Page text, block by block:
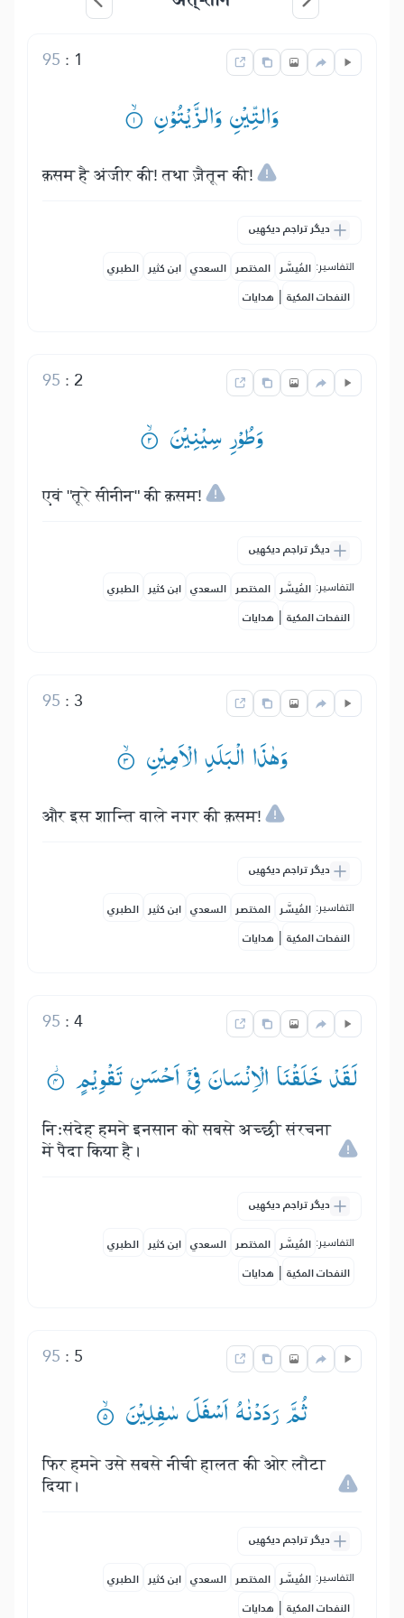
1
:
95
وَالتِّیْنِ وَالزَّیْتُوْنِ ۟ۙ
क़सम है अंजीर की! तथा ज़ैतून की!
دیگر تراجم دیکھیں
التفاسير: المُيسَّر المختصر السعدي ابن كثير الطبري
النفحات المكية | هدايات
2
:
95
وَطُوْرِ سِیْنِیْنَ ۟ۙ
एवं "तूरे सीनीन" की क़सम!
دیگر تراجم دیکھیں
التفاسير: المُيسَّر المختصر السعدي ابن كثير الطبري
النفحات المكية | هدايات
3
:
95
وَهٰذَا الْبَلَدِ الْاَمِیْنِ ۟ۙ
और इस शान्ति वाले नगर की क़सम!
دیگر تراجم دیکھیں
التفاسير: المُيسَّر المختصر السعدي ابن كثير الطبري
النفحات المكية | هدايات
4
:
95
لَقَدْ خَلَقْنَا الْاِنْسَانَ فِیْۤ اَحْسَنِ تَقْوِیْمٍ ۟ؗ
निःसंदेह हमने इनसान को सबसे अच्छी संरचना
में पैदा किया है।
دیگر تراجم دیکھیں
التفاسير: المُيسَّر المختصر السعدي ابن كثير الطبري
النفحات المكية | هدايات
5
:
95
ثُمَّ رَدَدْنٰهُ اَسْفَلَ سٰفِلِیْنَ ۟ۙ
फिर हमने उसे सबसे नीची हालत की ओर लौटा
दिया।
دیگر تراجم دیکھیں
التفاسير: المُيسَّر المختصر السعدي ابن كثير الطبري
النفحات المكية | هدايات